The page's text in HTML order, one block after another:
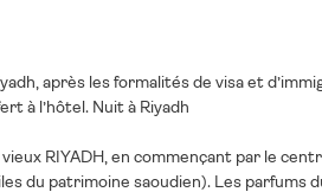
après les formalités de visa et
à l’hôtel. Nuit à Riyadh
RIYADH, en commençant par le
du patrimoine saoudien). Les